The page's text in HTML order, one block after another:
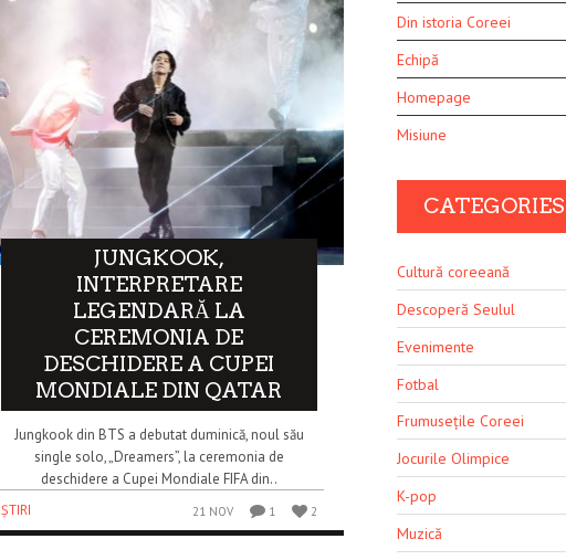
JUNGKOOK,
INTERPRETARE
LEGENDARĂ LA
CEREMONIA DE
DESCHIDERE A CUPEI
MONDIALE DIN QATAR
Jungkook din BTS a debutat duminică, noul său
single solo, „Dreamers”, la ceremonia de
deschidere a Cupei Mondiale FIFA din..
ȘTIRI
21 NOV 1 2
Din istoria Coreei
Echipă
Homepage
Misiune
CATEGORIES
Cultură coreeană
Descoperă Seulul
Evenimente
Fotbal
Frumusețile Coreei
Jocurile Olimpice
K-pop
Muzică